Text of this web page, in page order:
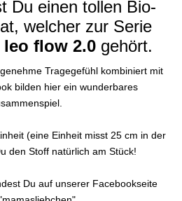
Du einen tollen Bio-
welcher zur Serie
flow 2.0 gehört.
Tragegefühl kombiniert mit
bilden hier ein wunderbares
(eine Einheit misst 25 cm in der
den Stoff natürlich am Stück!
Du auf unserer Facebookseite